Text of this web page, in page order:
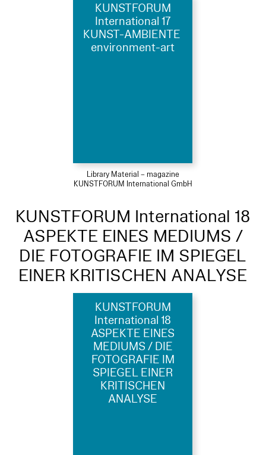
KUNSTFORUM
International 17
KUNST-AMBIENTE
environment-art
Library Material – magazine
KUNSTFORUM International GmbH
KUNSTFORUM International 18
ASPEKTE EINES MEDIUMS /
DIE FOTOGRAFIE IM SPIEGEL
EINER KRITISCHEN ANALYSE
KUNSTFORUM
International 18
ASPEKTE EINES
MEDIUMS / DIE
FOTOGRAFIE IM
SPIEGEL EINER
KRITISCHEN
ANALYSE